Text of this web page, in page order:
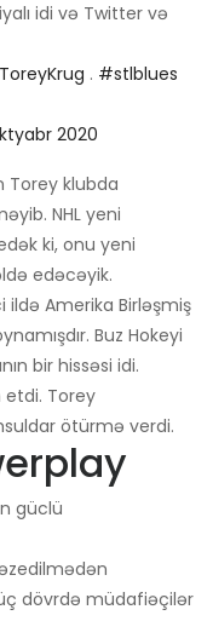
idi və Twitter və
. #stlblues
2020
Torey klubda
NHL yeni
ki, onu yeni
edəcəyik.
ildə Amerika Birləşmiş
Buz Hokeyi
bir hissəsi idi.
Torey
ötürmə verdi.
güclü
üç dövrdə müdafiəçilər